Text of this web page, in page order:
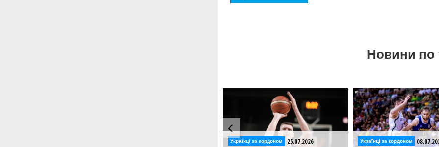
Новини по
Українці за кордоном 25.07.2026 Українці за кордоном 08.07.2026